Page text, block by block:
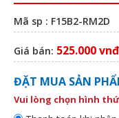
Mã sp : F15B2-RM2D
Giá bán: 525.000 vnđ
ĐẶT MUA SẢN
Vui lòng chọn hình